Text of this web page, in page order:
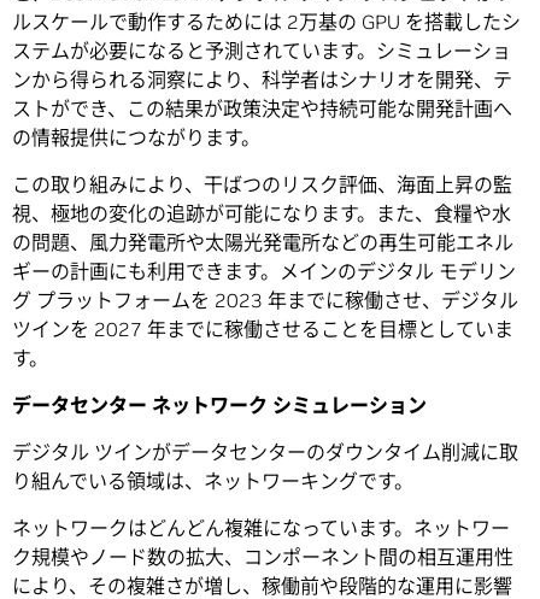
ルスケールで動作するためには 2万基の GPU を搭載したシ
ステムが必要になると予測されています。シミュレーショ
ンから得られる洞察により、科学者はシナリオを開発、テ
ストができ、この結果が政策決定や持続可能な開発計画へ
の情報提供につながります。
この取り組みにより、干ばつのリスク評価、海面上昇の監
視、極地の変化の追跡が可能になります。また、食糧や水
の問題、風力発電所や太陽光発電所などの再生可能エネル
ギーの計画にも利用できます。メインのデジタル モデリン
グ プラットフォームを 2023 年までに稼働させ、デジタル
ツインを 2027 年までに稼働させることを目標としていま
す。
データセンター ネットワーク シミュレーション
デジタル ツインがデータセンターのダウンタイム削減に取
り組んでいる領域は、ネットワーキングです。
ネットワークはどんどん複雑になっています。ネットワー
ク規模やノード数の拡大、コンポーネント間の相互運用性
により、その複雑さが増し、稼働前や段階的な運用に影響